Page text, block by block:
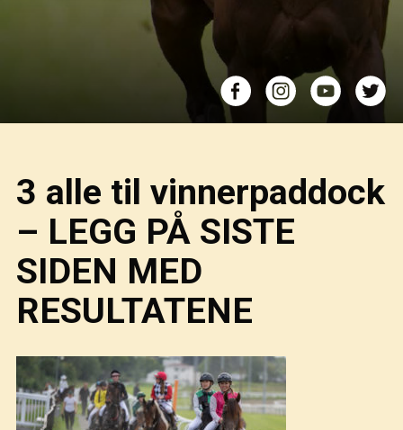
3 alle til vinnerpaddock
– LEGG PÅ SISTE
SIDEN MED
RESULTATENE